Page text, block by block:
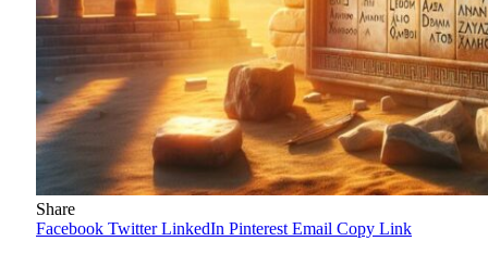
Share
Facebook Twitter LinkedIn Pinterest Email Copy Link